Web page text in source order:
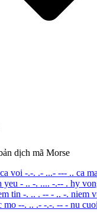
dịch mã Morse
ca voi -.-. .- ...- --- .. ca
yeu - .. -. .... -.-- . hy
tin -. .. . -- - .. -. niem
mo --. .. .- -.-. -- - nu cuoi